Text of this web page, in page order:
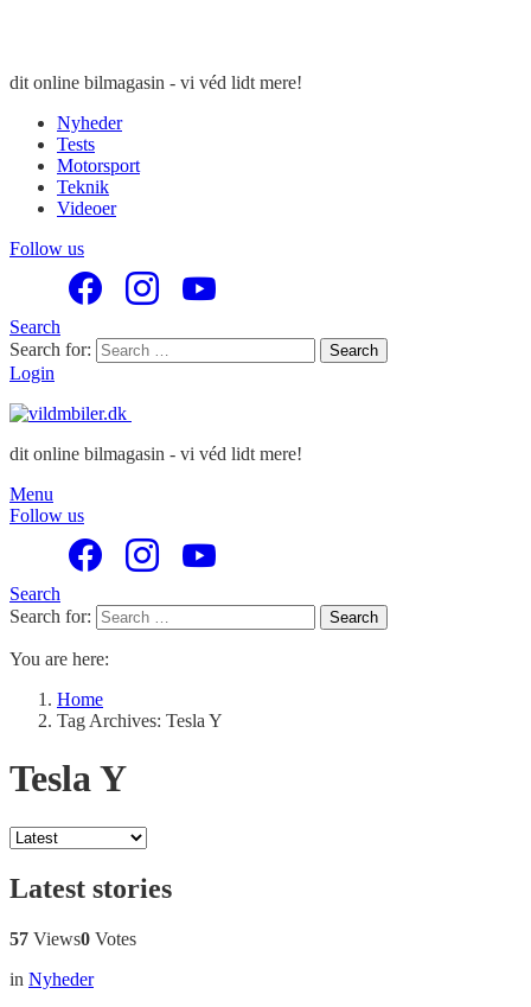
dit online bilmagasin - vi véd lidt mere!
Nyheder
Tests
Motorsport
Teknik
Videoer
Follow us
Search
Search for:
Search
Login
dit online bilmagasin - vi véd lidt mere!
Menu
Follow us
Search
Search for:
Search
You are here:
Home
Tag Archives: Tesla Y
Tesla Y
Latest stories
57 Views0 Votes
in Nyheder